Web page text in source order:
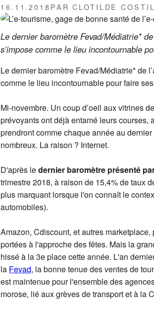
16.11.2018PAR CLOTILDE COSTIL
Le dernier baromètre Fevad/Médiatrie*
s’impose comme le lieu incontournable
Le dernier baromètre Fevad/Médiatrie* de
comme le lieu incontournable pour faire
Mi-novembre. Un coup d’oeil aux vitrines
prévoyants ont déjà entamé leurs courses,
prendront comme chaque année au
nombreux. La raison ? Internet.
D'après ledernier baromètre présenté
trimestre 2018, à raison de 15,4% de taux
plus marquant lorsque l'on connaît le
automobiles).
Amazon, Cdiscount, et autres
portées à l'approche des fêtes. Mais la
hissé à la 3e place cette année. L'an
la Fevad, la bonne tenue des ventes de
est maintenue pour l'ensemble des
morose, lié aux grèves de transport et à la